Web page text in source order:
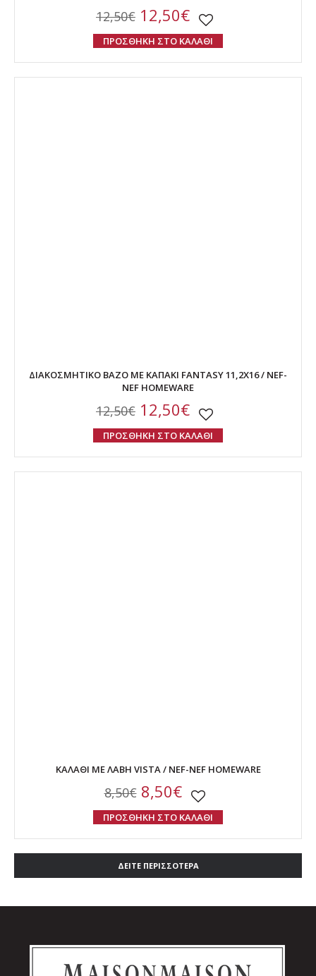
12,50€ 12,50€
ΠΡΟΣΘΗΚΗ ΣΤΟ ΚΑΛΑΘΙ
ΔΙΑΚΟΣΜΗΤΙΚΟ ΒΑΖΟ ΜΕ ΚΑΠΑΚΙ FANTASY 11,2X16 / NEF-
NEF HOMEWARE
12,50€ 12,50€
ΠΡΟΣΘΗΚΗ ΣΤΟ ΚΑΛΑΘΙ
ΚΑΛΑΘΙ ΜΕ ΛΑΒΗ VISTA / NEF-NEF HOMEWARE
8,50€8,50€
ΠΡΟΣΘΗΚΗ ΣΤΟ ΚΑΛΑΘΙ
ΔΕΙΤΕ ΠΕΡΙΣΣΟΤΕΡΑ